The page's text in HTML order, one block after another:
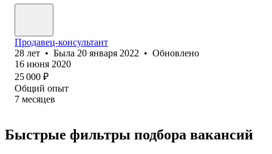
Продавец-консультант
28 лет • Была 20 января 2022 • Обновлено
16 июня 2020
25 000 ₽
Общий опыт
7 месяцев
Быстрые фильтры подбора вакансий